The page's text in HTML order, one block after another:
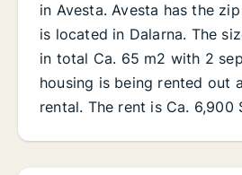
in Avesta. Avesta has the
is located in Dalarna. The
in total Ca. 65 m2 with 2
housing is being rented out
rental. The rent is Ca. 6,900